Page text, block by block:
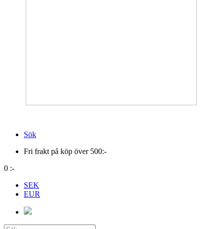
Sök
Fri frakt på köp över 500:-
0 :-
SEK
EUR